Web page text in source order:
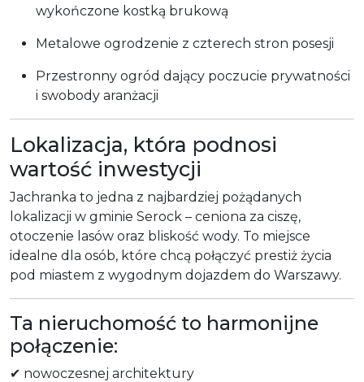
wykończone kostką brukową
Metalowe ogrodzenie z czterech stron posesji
Przestronny ogród dający poczucie prywatności
i swobody aranżacji
Lokalizacja, która podnosi
wartość inwestycji
Jachranka to jedna z najbardziej pożądanych
lokalizacji w gminie Serock – ceniona za ciszę,
otoczenie lasów oraz bliskość wody. To miejsce
idealne dla osób, które chcą połączyć prestiż życia
pod miastem z wygodnym dojazdem do Warszawy.
Ta nieruchomość to harmonijne
połączenie:
✔ nowoczesnej architektury